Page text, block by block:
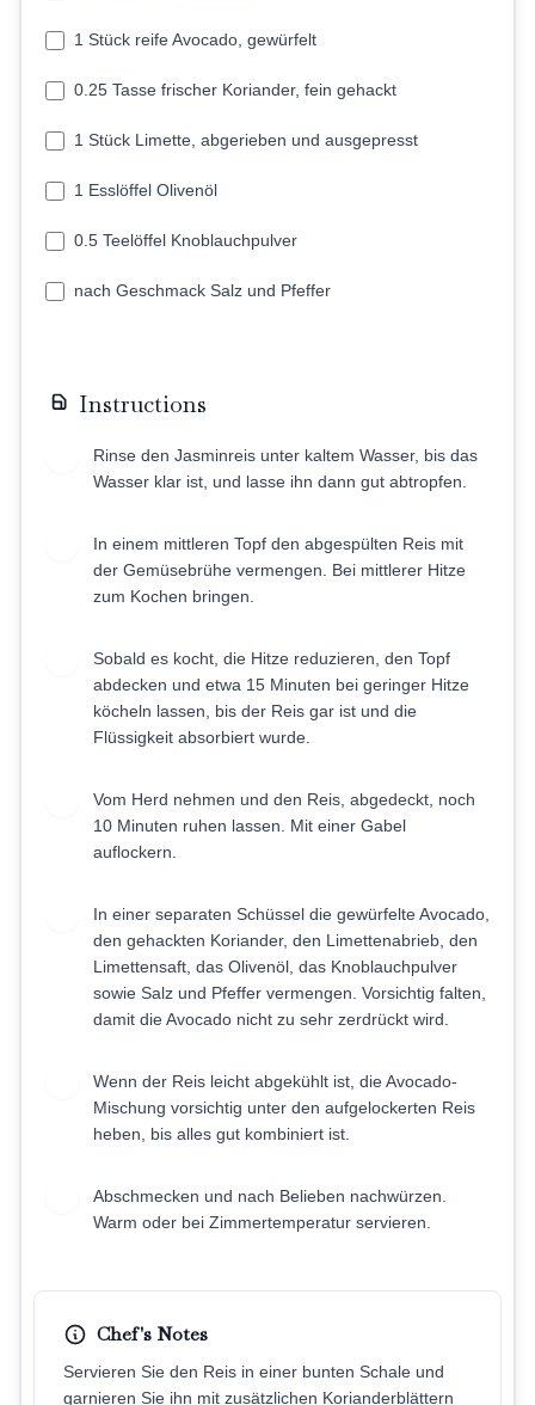
1 Stück reife Avocado, gewürfelt
0.25 Tasse frischer Koriander, fein gehackt
1 Stück Limette, abgerieben und ausgepresst
1 Esslöffel Olivenöl
0.5 Teelöffel Knoblauchpulver
nach Geschmack Salz und Pfeffer
Instructions
Rinse den Jasminreis unter kaltem Wasser, bis das
Wasser klar ist, und lasse ihn dann gut abtropfen.
In einem mittleren Topf den abgespülten Reis mit
der Gemüsebrühe vermengen. Bei mittlerer Hitze
zum Kochen bringen.
Sobald es kocht, die Hitze reduzieren, den Topf
abdecken und etwa 15 Minuten bei geringer Hitze
köcheln lassen, bis der Reis gar ist und die
Flüssigkeit absorbiert wurde.
Vom Herd nehmen und den Reis, abgedeckt, noch
10 Minuten ruhen lassen. Mit einer Gabel
auflockern.
In einer separaten Schüssel die gewürfelte Avocado,
den gehackten Koriander, den Limettenabrieb, den
Limettensaft, das Olivenöl, das Knoblauchpulver
sowie Salz und Pfeffer vermengen. Vorsichtig falten,
damit die Avocado nicht zu sehr zerdrückt wird.
Wenn der Reis leicht abgekühlt ist, die Avocado-
Mischung vorsichtig unter den aufgelockerten Reis
heben, bis alles gut kombiniert ist.
Abschmecken und nach Belieben nachwürzen.
Warm oder bei Zimmertemperatur servieren.
Chef's Notes
Servieren Sie den Reis in einer bunten Schale und
garnieren Sie ihn mit zusätzlichen Korianderblättern